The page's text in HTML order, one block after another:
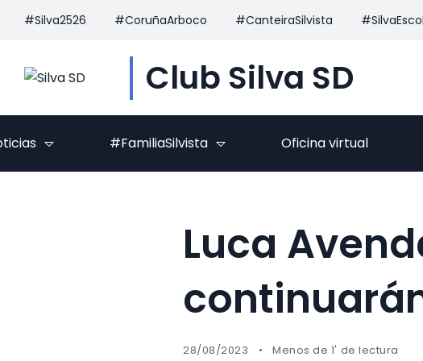
#Silva2526 #CoruñaArboco #CanteiraSilvista
Club Silva SD
#FamiliaSilvista Oficina virtual
Luca
28/08/2023 Menos de 1' de lectura